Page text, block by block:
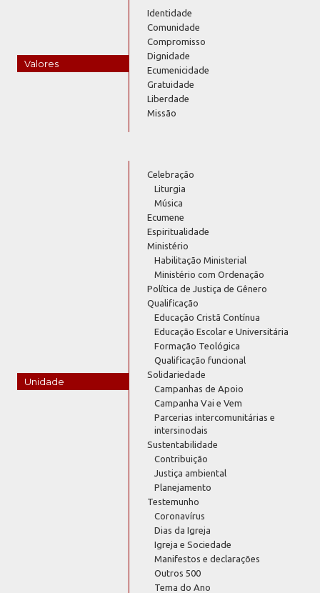
Valores
Identidade
Comunidade
Compromisso
Dignidade
Ecumenicidade
Gratuidade
Liberdade
Missão
Unidade
Celebração
Liturgia
Música
Ecumene
Espiritualidade
Ministério
Habilitação Ministerial
Ministério com Ordenação
Política de Justiça de Gênero
Qualificação
Educação Cristã Contínua
Educação Escolar e Universitária
Formação Teológica
Qualificação funcional
Solidariedade
Campanhas de Apoio
Campanha Vai e Vem
Parcerias intercomunitárias e
intersinodais
Sustentabilidade
Contribuição
Justiça ambiental
Planejamento
Testemunho
Coronavírus
Dias da Igreja
Igreja e Sociedade
Manifestos e declarações
Outros 500
Tema do Ano